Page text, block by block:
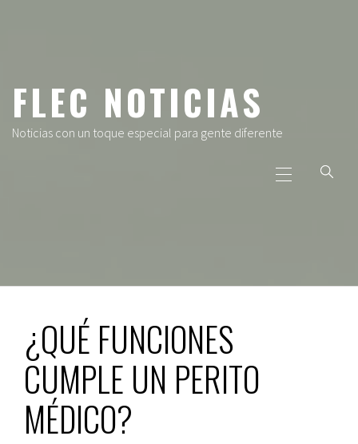
FLEC NOTICIAS
Noticias con un toque especial para gente diferente
principal
¿QUÉ FUNCIONES
CUMPLE UN PERITO
MÉDICO?